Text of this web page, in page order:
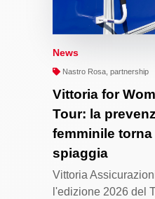
News
Nastro Rosa, partnership
Vittoria for
Tour: la
femminile torna
spiaggia
Vittoria
l'edizione 2026 del